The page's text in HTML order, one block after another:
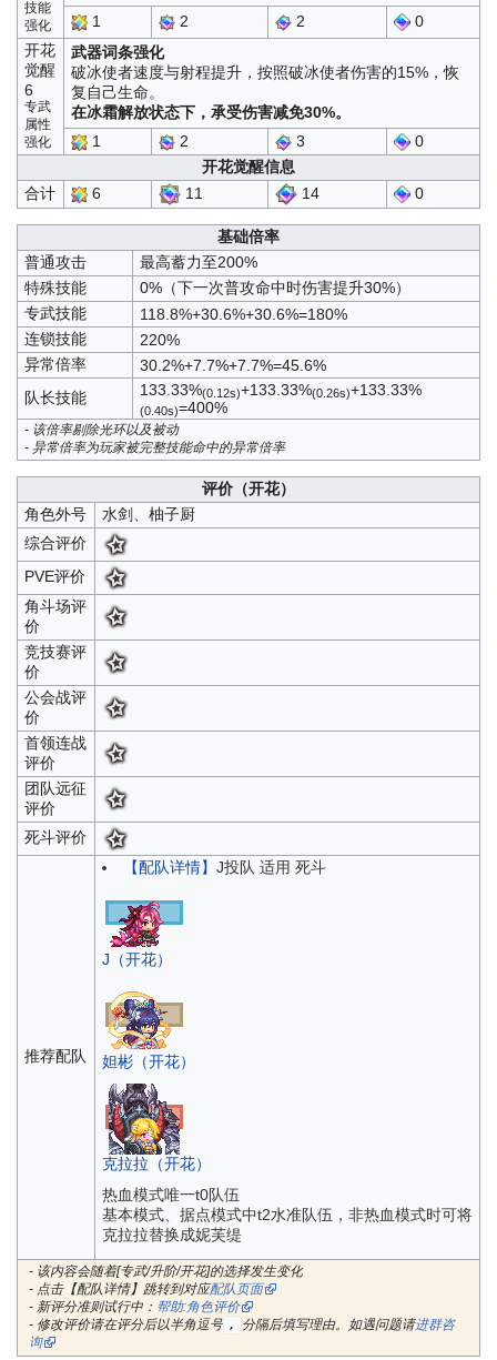
技能
强化
1 2 2
0
开花
觉醒
6
专武
属性
强化
武器词条强化
破冰使者速度与射程提升，按照破冰使者伤害的15%，恢
复自己生命。
在冰霜解放状态下，承受伤害减免30%。
1
2 3
0
开花觉醒信息
合计
6 11 14 0
基础倍率
普通攻击
最高蓄力至200%
特殊技能
0%（下一次普攻命中时伤害提升30%）
专武技能
118.8%+30.6%+30.6%=180%
连锁技能
220%
异常倍率
30.2%+7.7%+7.7%=45.6%
队长技能
133.33%(0.12s)+133.33%(0.26s)+133.33%
(0.40s)=400%
- 该倍率剔除光环以及被动
- 异常倍率为玩家被完整技能命中的异常倍率
评价（开花）
角色外号
水剑、柚子厨
综合评价
PVE评价
角斗场评
价
竞技赛评
价
公会战评
价
首领连战
评价
团队远征
评价
死斗评价
推荐配队
【配队详情】 J投队 适用 死斗
J（开花）
妲彬（开花）
克拉拉（开花）
热血模式唯一t0队伍
基本模式、据点模式中t2水准队伍，非热血模式时可将
克拉拉替换成妮芙缇
- 该内容会随着[专武/升阶/开花]的选择发生变化
- 点击【配队详情】跳转到对应配队页面
- 新评分准则试行中： 帮助:角色评价
- 修改评价请在评分后以半角逗号 , 分隔后填写理由。如遇问题请进群咨
询